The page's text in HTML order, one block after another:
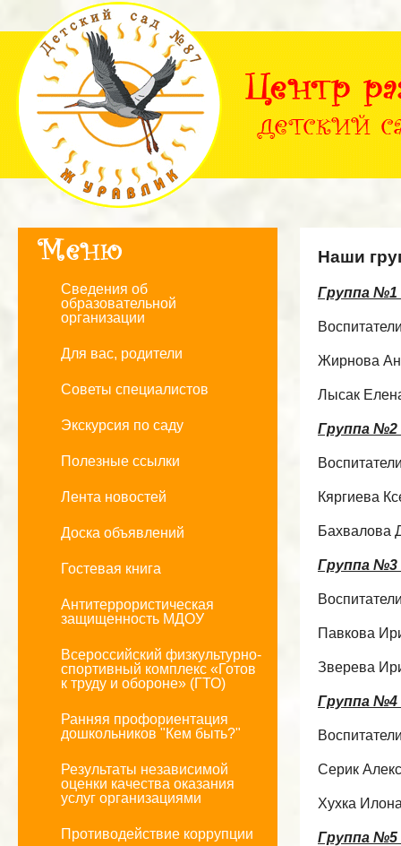
Сведения об
образовательной
организации
Для вас, родители
Советы специалистов
Экскурсия по саду
Полезные ссылки
Лента новостей
Доска объявлений
Гостевая книга
Антитеррористическая
защищенность МДОУ
Всероссийский физкультурно-
спортивный комплекс «Готов
к труду и обороне» (ГТО)
Ранняя профориентация
дошкольников "Кем быть?"
Результаты независимой
оценки качества оказания
услуг организациями
Противодействие коррупции
Наши
Группа №1
Жирнова
Лысак
Группа №2
Кяргиева
Бахвалова
Группа №3
Павкова
Зверева
Группа №4
Серик
Хухка
Группа №5